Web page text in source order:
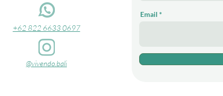
+62 822 6633 0697
@vivendo.bali
Email